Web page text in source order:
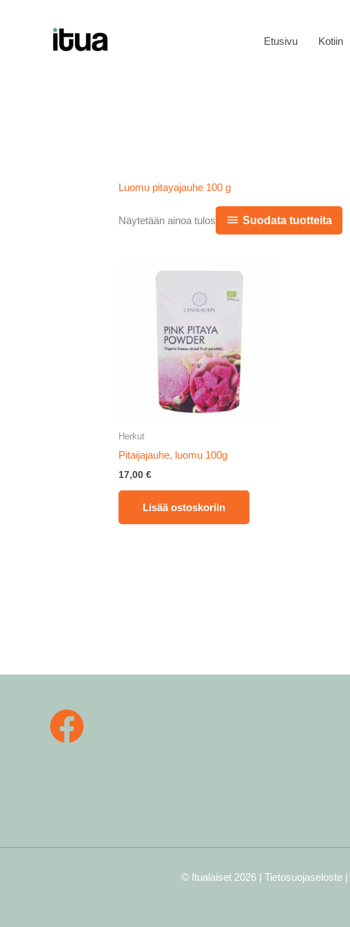
Etusivu
Kotiin
Luomu pitayajauhe 100 g
Näytetään ainoa tulos Suodata tuotteita
Herkut
Pitaijajauhe, luomu 100g
17,00€
Lisää ostoskoriin
© Itualaiset 2026 | Tietosuojaseloste|